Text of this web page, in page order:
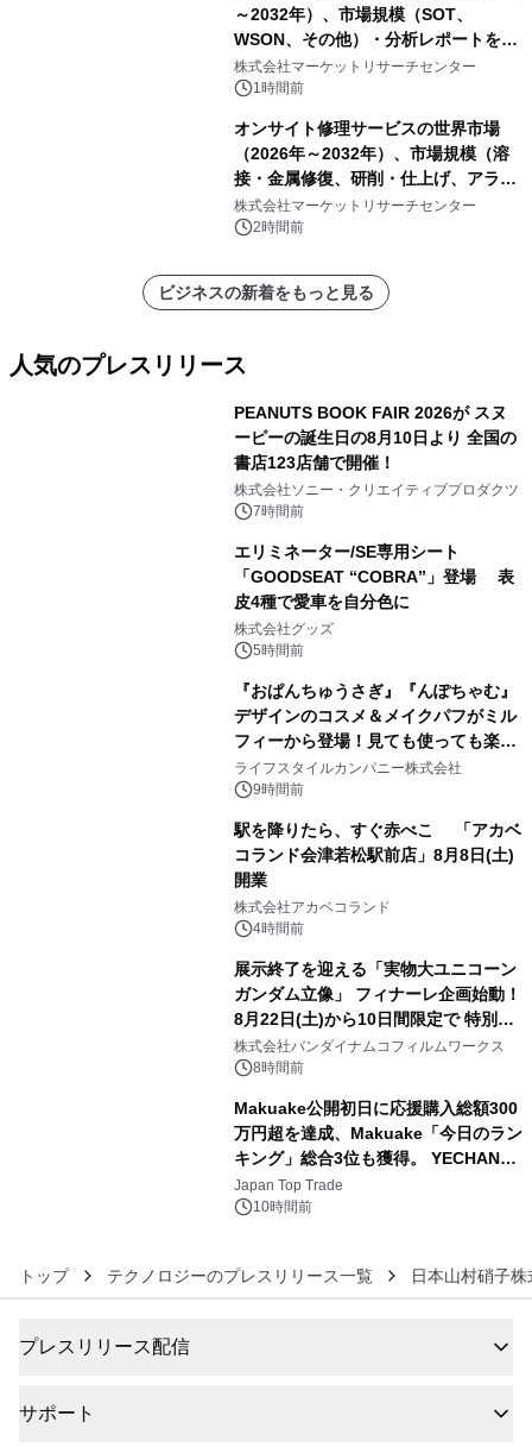
～2032年）、市場規模（SOT、
WSON、その他）・分析レポートを発
表
株式会社マーケットリサーチセンター
1時間前
オンサイト修理サービスの世界市場
（2026年～2032年）、市場規模（溶
接・金属修復、研削・仕上げ、アライ
メント、その他）・分析レポートを発
表
株式会社マーケットリサーチセンター
2時間前
ビジネスの新着をもっと見る
人気のプレスリリース
PEANUTS BOOK FAIR 2026が スヌ
ーピーの誕生日の8月10日より 全国の
書店123店舗で開催！
株式会社ソニー・クリエイティブプロダクツ
7時間前
エリミネーター/SE専用シート
「GOODSEAT “COBRA”」登場 表
皮4種で愛車を自分色に
株式会社グッズ
5時間前
『おぱんちゅうさぎ』『んぽちゃむ』
デザインのコスメ＆メイクパフがミル
フィーから登場！見ても使っても楽し
い、ポップでキュートなコレクショ
ン。
ライフスタイルカンパニー株式会社
9時間前
駅を降りたら、すぐ赤べこ 「アカベ
コランド会津若松駅前店」8月8日(土)
開業
株式会社アカベコランド
4時間前
展示終了を迎える「実物大ユニコーン
ガンダム立像」 フィナーレ企画始動！
8月22日(土)から10日間限定で 特別映
像『UNICORN GUNDAM Statue ―
BEYOND POSSIBILITY ―』を上映！
株式会社バンダイナムコフィルムワークス
8時間前
Makuake公開初日に応援購入総額300
万円超を達成、Makuake「今日のラン
キング」総合3位も獲得。 YECHAN音
浴シンギングボウル第2弾の大型サイ
ズ（XL・2XL・3XL）を先行販売中
Japan Top Trade
10時間前
トップ テクノロジーのプレスリリース一覧 日本山村硝子株
プレスリリース配信
サポート